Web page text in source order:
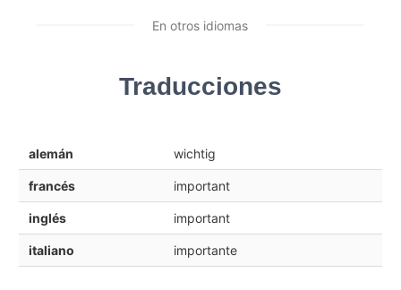
En otros idiomas
Traducciones
alemán wichtig
francés important
inglés important
italiano importante